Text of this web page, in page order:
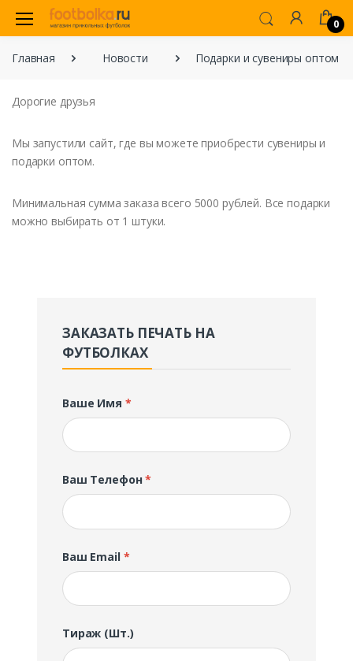
0
Главная Новости Подарки и сувениры оптом
Дорогие друзья
Мы запустили сайт, где вы можете приобрести сувениры и
подарки оптом.
Минимальная сумма заказа всего 5000 рублей. Все подарки
можно выбирать от 1 штуки.
ЗАКАЗАТЬ ПЕЧАТЬ НА
ФУТБОЛКАХ
Ваше Имя *
Ваш Телефон*
Ваш Email *
Тираж (шт.)